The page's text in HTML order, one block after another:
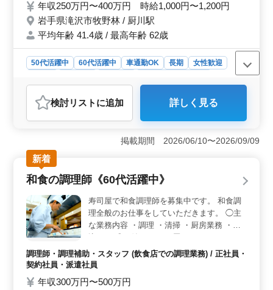
はお問い合わせください！
年収250万円〜400万円 時給1,000円〜1,200円
岩手県滝沢市牧野林 / 厨川駅
平均年齢 41.4歳 / 最高年齢 62歳
50代活躍中 60代活躍中 車通勤OK 長期
女性歓迎
おすすめポイント
＜経験活かせる環境＞ 調理経験3年以上の方を対象にし
ている求人です。これまでの経験を活かし、美味しいお
寿司作りができます。ブランクがあっても応募可能で
す。 ＜通勤しやすい＞ 車通勤が可能で、交通費は
実費支給されます。 通勤しやすく、アクセスしやすい
環境が整っています。 ＜安心の福利厚生＞ 社会保
険完備で、安心して長期的に働ける体制が整っていま
す。勤務時間は相談もかの追うで、ライフスタイルに合
わせた働き方ができます。
検討リスト に追加 詳しく見る
掲載期間 2026/06/10〜2026/09/09
新着
和食の調理師《60代活躍中》
寿司屋で和食調理師を募集中です。 和食調
理全般のお仕事をしていただきます。 ◯主
な業務内容 ・調理 ・清掃 ・厨房業務 ・仕
フが多数活躍しています。 これまでの経験
を活かして働きませんか？
調理師・調理補助・スタッフ (飲食店での調理業務) / 正社員・
契約社員・派遣社員
年収300万円〜500万円